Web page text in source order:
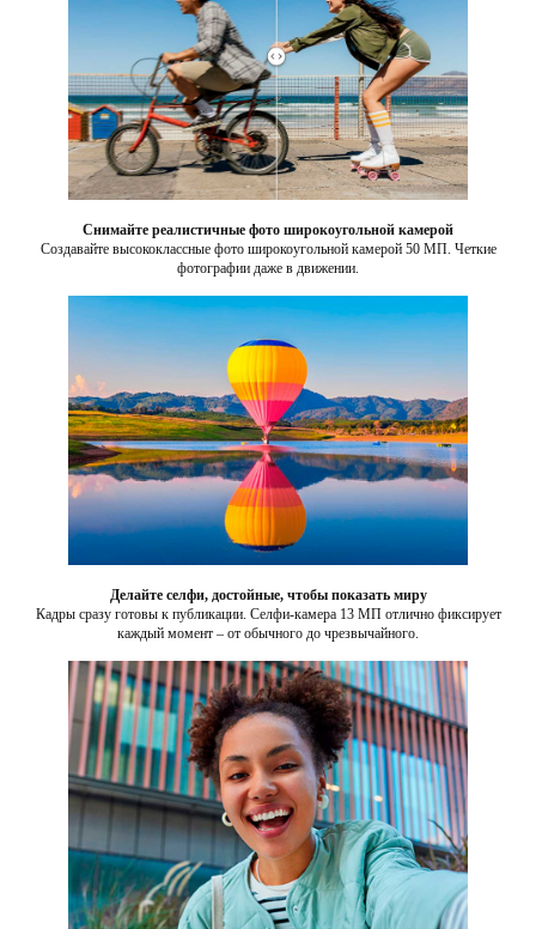
Снимайте реалистичные фото широкоугольной камерой
Создавайте высококлассные фото широкоугольной камерой 50 МП. Четкие
фотографии даже в движении.
Делайте селфи, достойные, чтобы показать миру
Кадры сразу готовы к публикации. Селфи-камера 13 МП отлично фиксирует
каждый момент – от обычного до чрезвычайного.